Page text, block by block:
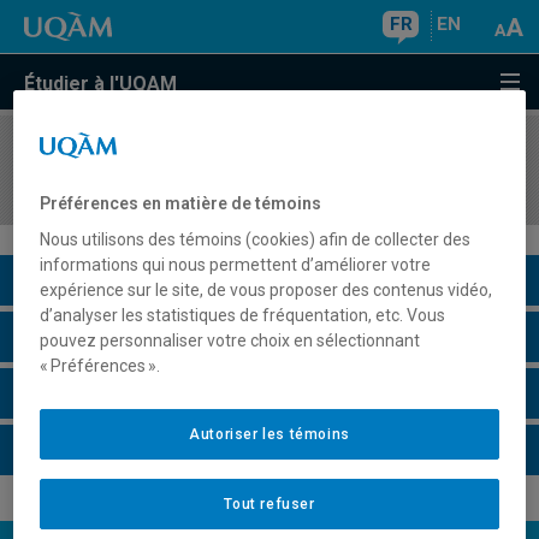
FR EN
Étudier à l'UQAM
COURS//
Description du cours
Horaire - Été 2026
Préférences en matière de témoins
Nous utilisons des témoins (cookies) afin de collecter des
informations qui nous permettent d’améliorer votre
expérience sur le site, de vous proposer des contenus vidéo,
d’analyser les statistiques de fréquentation, etc. Vous
pouvez personnaliser votre choix en sélectionnant
« Préférences ».
Tout refuser
Autoriser les témoins